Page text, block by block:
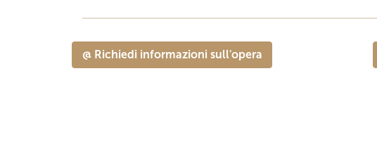
@ Richiedi informazioni sull'opera